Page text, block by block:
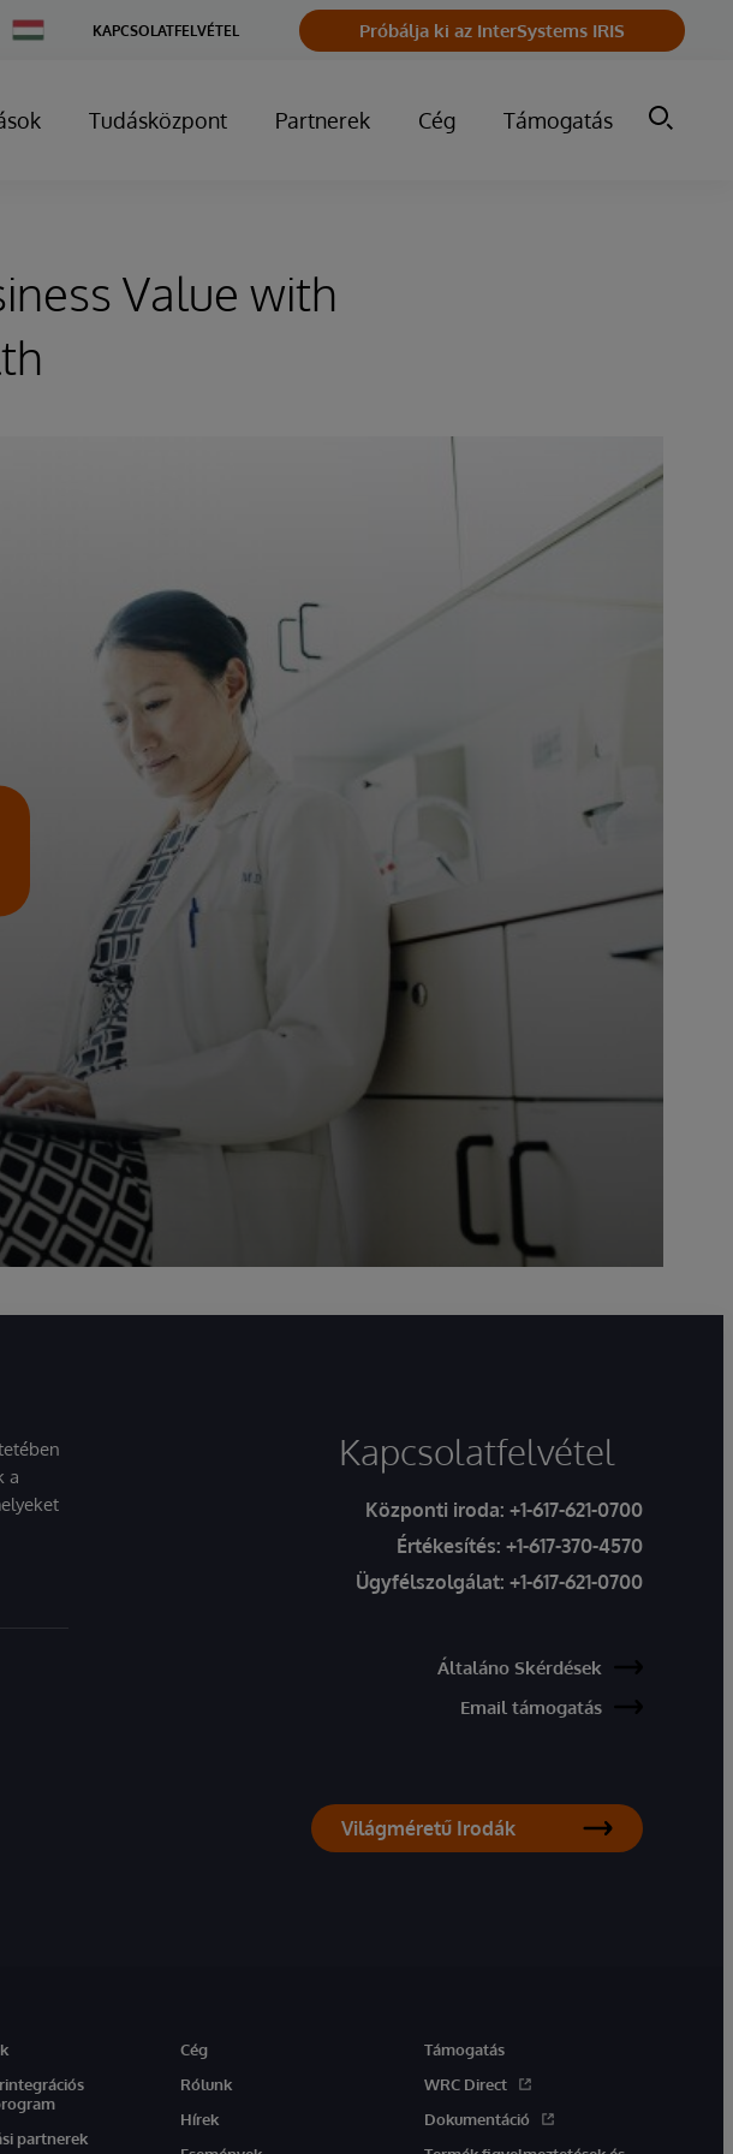
Change
Country
KAPCSOLATFELVÉTEL Próbálja ki az InterSystems IRIS
Tudásközpont Partnerek Cég Támogatás
Value with
a
Kapcsolatfelvétel
Központi iroda: +1-617-621-0700
Értékesítés: +1-617-370-4570
Ügyfélszolgálat: +1-617-621-0700
Általáno Skérdések
Email támogatás
Világméretű Irodák
partnerek
Cég
Rólunk
Hírek
Támogatás
WRC Direct
Dokumentáció